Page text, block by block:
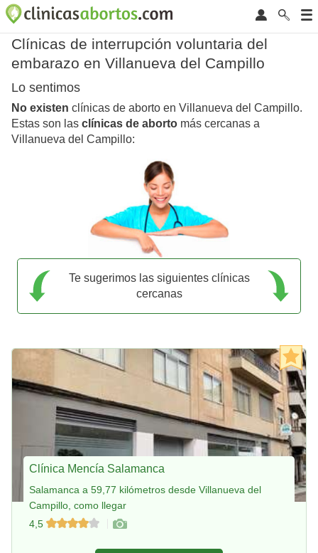
Clínicas de interrupción voluntaria del
embarazo en Villanueva del Campillo
Lo sentimos
No existen clínicas de aborto en Villanueva del Campillo.
Estas son las clínicas de aborto más cercanas a
Villanueva del Campillo:
Te sugerimos las siguientes clínicas
cercanas
Clínica Mencía Salamanca
Salamanca a 59,77 kilómetros desde Villanueva del
Campillo, como llegar
4,5